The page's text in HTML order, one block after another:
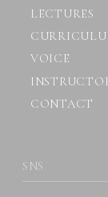
LECTURES
VOICE
CONTACT
SNS